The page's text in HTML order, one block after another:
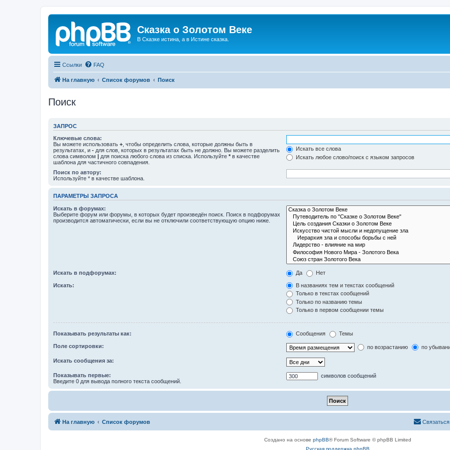
Сказка о Золотом Веке
В Сказке истина, а в Истине сказка.
Ссылки FAQ
На главную Список форумов Поиск
Поиск
ЗАПРОС
Ключевые слова:
Вы можете использовать + , чтобы определить слова, которые должны быть в
результатах, и - для слов, которых в результатах быть не должно. Вы можете разделить
слова символом | для поиска любого слова из списка. Используйте * в качестве
шаблона для частичного совпадения.
Искать все слова
Искать любое слово/поиск с языком запросов
Поиск по автору:
Используйте * в качестве шаблона.
ПАРАМЕТРЫ ЗАПРОСА
Искать в форумах:
Выберите форум или форумы, в которых будет произведён поиск. Поиск в подфорумах
производится автоматически, если вы не отключили соответствующую опцию ниже.
Искать в подфорумах: Да Нет
Искать:
В названиях тем и текстах сообщений
Только в текстах сообщений
Только по названию темы
Только в первом сообщении темы
Показывать результаты как: Сообщения Темы
Поле сортировки: по возрастанию по
Искать сообщения за:
Показывать первые:
Введите 0 для вывода полного текста сообщений.
символов сообщений
На главную Список форумов
Создано на основе phpBB® Forum Software © phpBB Limited
Русская поддержка phpBB